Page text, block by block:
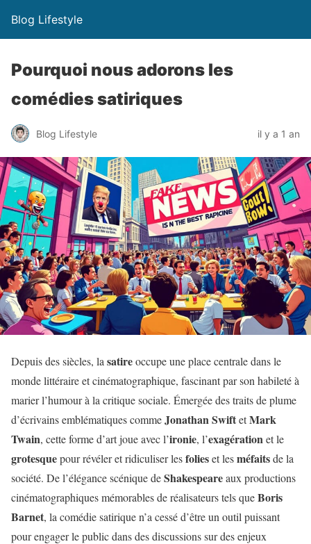
Blog Lifestyle
Pourquoi nous adorons les
comédies satiriques
Blog Lifestyle il y a 1 an
Depuis des siècles, la satireoccupe une place centrale dans le
monde littéraire et cinématographique, fascinant par son habileté à
marier l’humour à la critique sociale. Émergée des traits de plume
d’écrivains emblématiques commeJonathan SwiftetMark
Twain, cette forme d’art joue avec l’ironie, l’exagérationet le
grotesquepour révéler et ridiculiser lesfolieset lesméfaitsde la
société. De l’élégance scénique deShakespeareaux productions
cinématographiques mémorables de réalisateurs tels queBoris
Barnet, la comédie satirique n’a cessé d’être un outil puissant
pour engager le public dans des discussions sur des enjeux